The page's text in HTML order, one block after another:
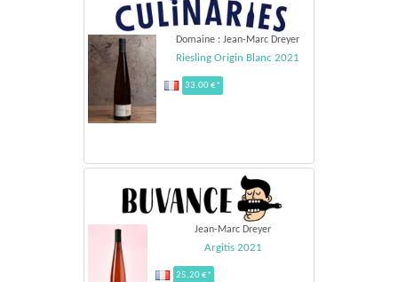
Domaine : Jean-Marc Dreyer
Riesling Origin Blanc 2021
33.00 €*
Jean-Marc Dreyer
Argitis 2021
25,20 €*